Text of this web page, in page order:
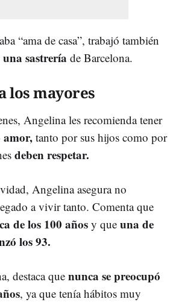
“ama de casa”, trabajó también
sastrería de Barcelona.
los mayores
Angelina les recomienda tener
amor, tanto por sus hijos como por
deben respetar.
Angelina asegura no
a vivir tanto. Comenta que
de los 100 años y que una de
los 93.
destaca que nunca se preocupó
, ya que tenía hábitos muy